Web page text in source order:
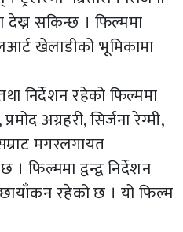
देख्न सकिन्छ । फिल्ममा
खेलाडीको भूमिकामा
निर्देशन रहेको फिल्ममा
अग्रहरी, सिर्जना रेग्मी,
मगरलगायत
फिल्ममा द्वन्द्व निर्देशन
छायाँकन रहेको छ । यो फिल्म